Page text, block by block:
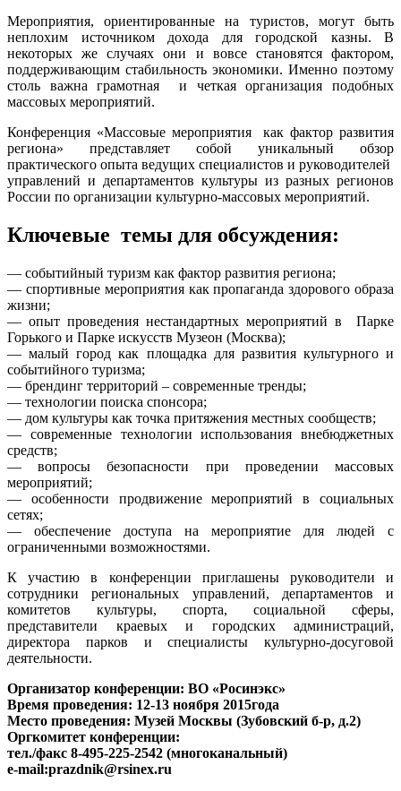
Мероприятия, ориентированные на туристов, могут быть
неплохим источником дохода для городской казны. В
некоторых же случаях они и вовсе становятся фактором,
поддерживающим стабильность экономики. Именно поэтому
столь важна грамотная и четкая организация подобных
массовых мероприятий.
Конференция «Массовые мероприятия как фактор развития
региона» представляет собой уникальный обзор
практического опыта ведущих специалистов и руководителей
управлений и департаментов культуры из разных регионов
России по организации культурно-массовых мероприятий.
Ключевые темы для обсуждения:
— событийный туризм как фактор развития региона;
— спортивные мероприятия как пропаганда здорового образа
жизни;
— опыт проведения нестандартных мероприятий в Парке
Горького и Парке искусств Музеон (Москва);
— малый город как площадка для развития культурного и
событийного туризма;
— брендинг территорий – современные тренды;
— технологии поиска спонсора;
— дом культуры как точка притяжения местных сообществ;
— современные технологии использования внебюджетных
средств;
— вопросы безопасности при проведении массовых
мероприятий;
— особенности продвижение мероприятий в социальных
сетях;
— обеспечение доступа на мероприятие для людей с
ограниченными возможностями.
К участию в конференции приглашены руководители и
сотрудники региональных управлений, департаментов и
комитетов культуры, спорта, социальной сферы,
представители краевых и городских администраций,
директора парков и специалисты культурно-досуговой
деятельности.
Организатор конференции: ВО «Росинэкс»
Время проведения: 12-13 ноября 2015года
Место проведения: Музей Москвы (Зубовский б-р, д.2)
Оргкомитет конференции:
тел./факс 8-495-225-2542 (многоканальный)
e-mail:prazdnik@rsinex.ru